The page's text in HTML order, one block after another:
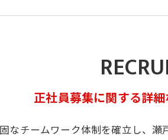
正社員募集に関する詳
なチームワーク体制を確立し、瀬